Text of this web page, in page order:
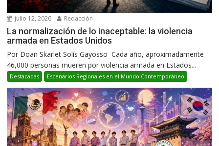
julio 12, 2026 Redacción
La normalización de lo inaceptable: la violencia
armada en Estados Unidos
Por Doan Skarlet Solís Gayosso Cada año, aproximadamente
46,000 personas mueren por violencia armada en Estados...
Destacadas Escenarios Regionales en el Mundo Contemporáneo